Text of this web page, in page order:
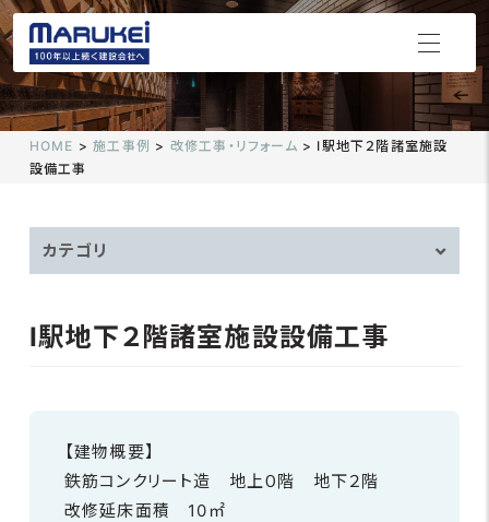
施工実績
CONSTRUCTION ACHIEVEMENTS
HOME >施工事例 > 改修工事・リフォーム > I駅地下２階諸室施設
設備工事
カテゴリ
I駅地下２階諸室施設設備工事
【建物概要】
鉄筋コンクリート造 地上０階 地下２階
改修延床面積 10㎡